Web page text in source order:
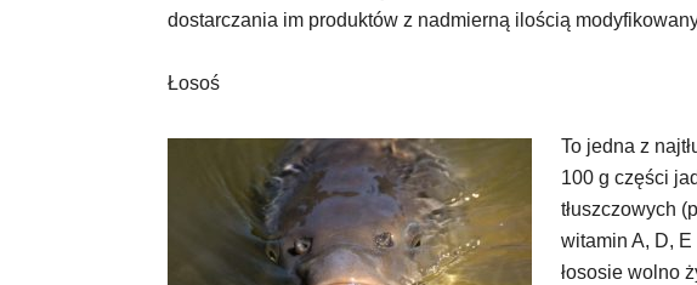
dostarczania im produktów z nadmierną ilością
Łosoś
To jedna z
100 g części
tłuszczowych
witamin A, D,
łososie wolno